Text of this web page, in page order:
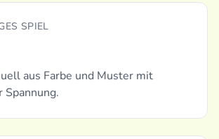
SPIEL
aus Farbe und Muster mit
Spannung.